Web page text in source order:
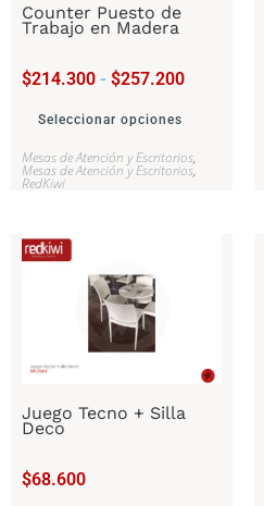
Counter Puesto de
Trabajo en Madera
$214.300 - $257.200
Seleccionar opciones
Mesas de Atención y Escritorios,
Mesas de Atención y Escritorios,
RedKiwi
Juego Tecno + Silla
Deco
$68.600